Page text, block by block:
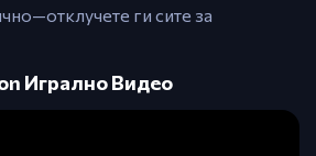
ги сите за
Игрално Видео